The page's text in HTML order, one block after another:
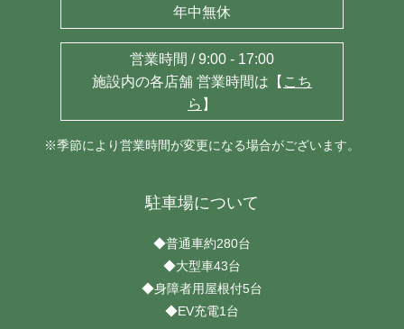
年中無休
営業時間 / 9:00 - 17:00
施設内の各店舗 営業時間は【 こち
ら 】
※季節により営業時間が変更になる場合がございます。
駐車場について
◆普通車約280台
◆大型車43台
◆身障者用屋根付5台
◆EV充電1台